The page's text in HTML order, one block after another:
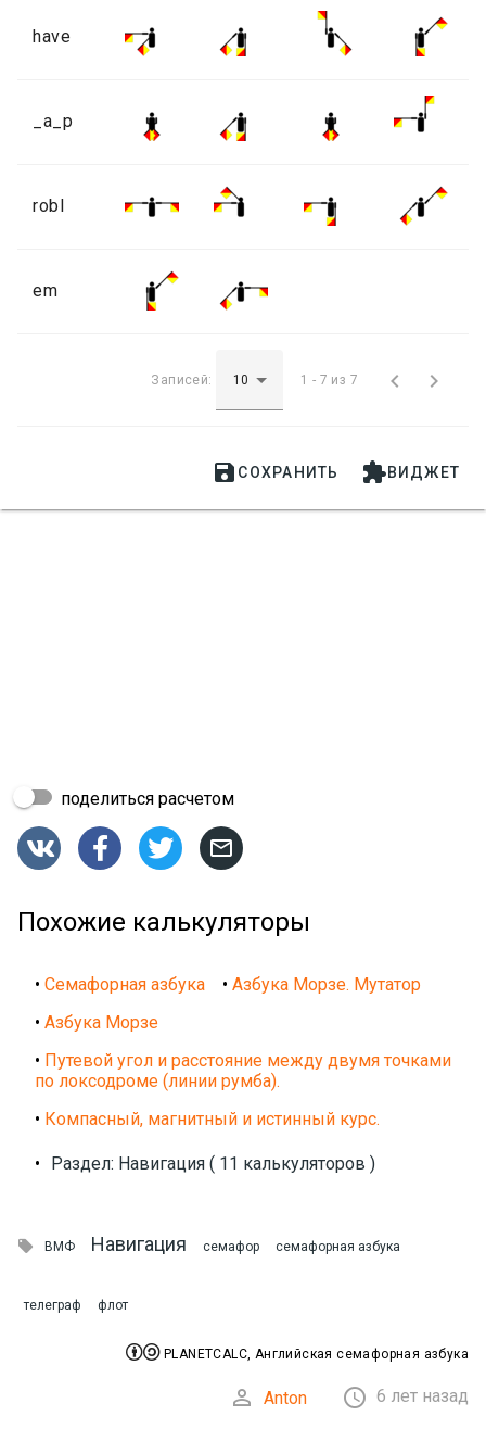
have
_a_p
robl
em
Записей: 1 - 7 из 7  
 СОХРАНИТЬ ВИДЖЕТ
поделиться расчетом
   
Похожие калькуляторы
• Семафорная азбука • Азбука Морзе. Мутатор
• Азбука Морзе
• Путевой угол и расстояние между двумя точками
по локсодроме (линии румба).
• Компасный, магнитный и истинный курс.
• Раздел: Навигация ( 11 калькуляторов )
 ВМФ Навигация семафор семафорная азбука
телеграф флот
PLANETCALC, Английская семафорная азбука
 Anton  6 лет назад